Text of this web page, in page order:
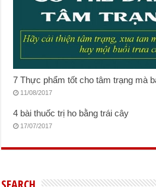
7 Thực phẩm tốt cho tâm trạng mà
11/08/2017
4 bài thuốc trị ho bằng trái cây
17/07/2017